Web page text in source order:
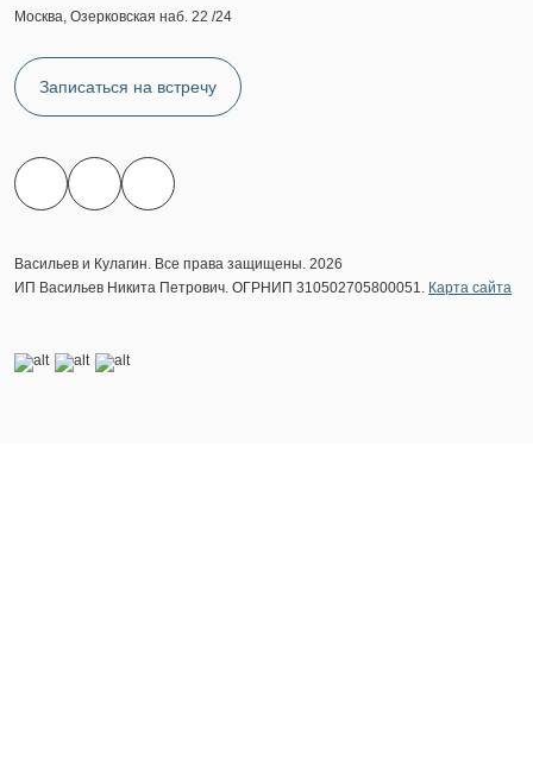
Москва, Озерковская наб. 22 /24
Записаться на встречу
Васильев и Кулагин. Все права защищены. 2026
ИП Васильев Никита Петрович. ОГРНИП 310502705800051. Карта сайта